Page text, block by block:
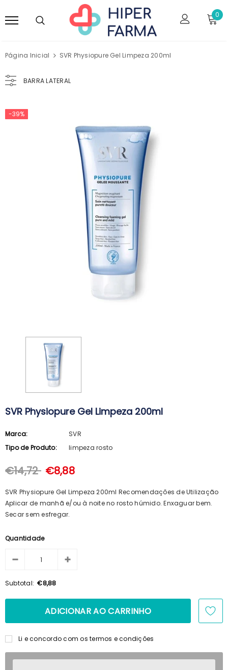
0
Página Inicial SVR Physiopure Gel Limpeza 200ml
BARRA LATERAL
Arkopharma Stop Piolhos Loção
€15,69
-39%
SVR Physiopure Gel Limpeza 200ml
Marca:
SVR
Tipo de Produto:
limpeza rosto
€14,72 €8,88
SVR Physiopure Gel Limpeza 200ml Recomendações de Utilização
Aplicar de manhã e/ou à noite no rosto húmido. Enxaguar bem.
Secar sem esfregar.
Quantidade
Subtotal: €8,88
Li e concordo com os termos e condições